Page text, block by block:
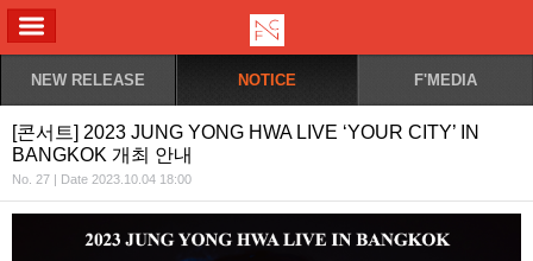
NEW RELEASE NOTICE F'MEDIA
[콘서트] 2023 JUNG YONG HWA LIVE ‘YOUR CITY’ IN
BANGKOK 개최 안내
No. 27 | Date 2023.10.04 18:00